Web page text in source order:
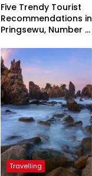
Five Trendy Tourist
Recommendations in
Pringsewu, Number 3
President
Travelling